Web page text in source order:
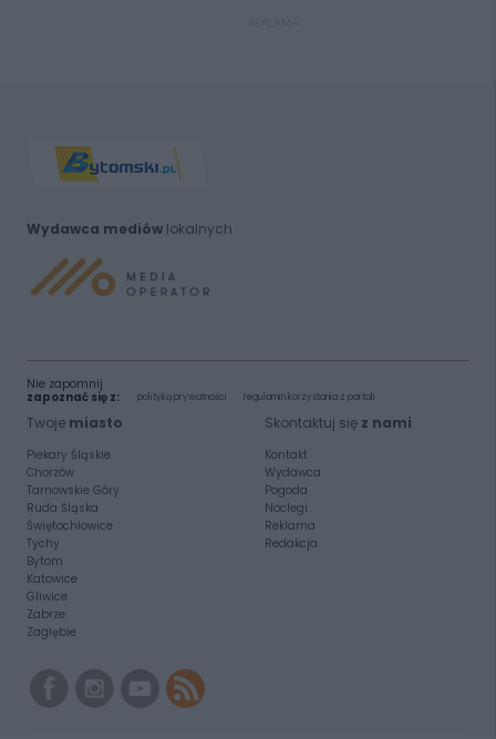
Wydawca mediówlokalnych
Nie zapomnij
zapoznać się z:
polityką prywatności regulamin korzystania z portali
Twoje miasto
Piekary Śląskie
Chorzów
Tarnowskie Góry
Ruda Śląska
Świętochłowice
Tychy
Bytom
Katowice
Gliwice
Zabrze
Zagłębie
Skontaktuj się z nami
Kontakt
Wydawca
Pogoda
Noclegi
Reklama
Redakcja